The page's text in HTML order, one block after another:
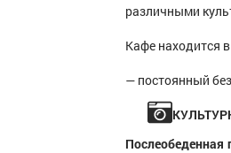
различными
Кафе находится
— постоянный
Послеобеденная